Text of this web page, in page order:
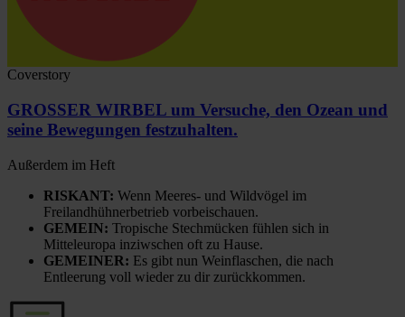
Coverstory
GROSSER WIRBEL um Versuche, den Ozean und
seine Bewegungen festzuhalten.
Außerdem im Heft
RISKANT: Wenn Meeres- und Wildvögel im
Freilandhühnerbetrieb vorbeischauen.
GEMEIN: Tropische Stechmücken fühlen sich in
Mitteleuropa inziwschen oft zu Hause.
GEMEINER: Es gibt nun Weinflaschen, die nach
Entleerung voll wieder zu dir zurückkommen.